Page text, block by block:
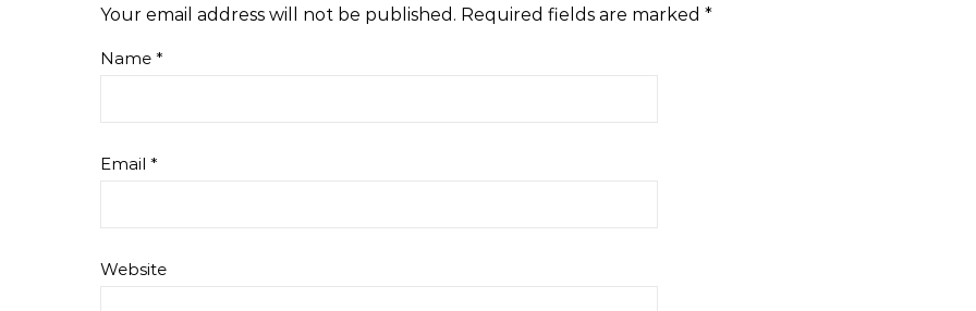
Your email address will not be published. Required fields are marked *
Name *
Email *
Website